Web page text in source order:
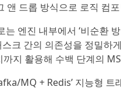
앤 드롭 방식으로 로직 컴
엔진 내부에서 ‘비순환
크 간의 의존성을 정밀
지 활용해 수백 단계의
MQ + Redis’ 지능형 트